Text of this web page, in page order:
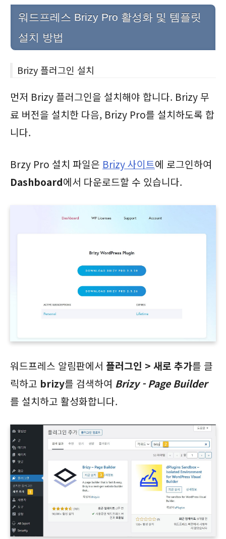
워드프레스 Brizy Pro 활성화 및 템플릿
설치 방법
Brizy 플러그인 설치
먼저 Brizy 플러그인을 설치해야 합니다. Brizy 무
료 버전을 설치한 다음, Brizy Pro를 설치하도록 합
니다.
Brzy Pro 설치 파일은 Brizy 사이트에 로그인하여
Dashboard에서 다운로드할 수 있습니다.
워드프레스 알림판에서 플러그인 > 새로 추가를 클
릭하고 brizy를 검색하여 Brizy - Page Builder
를 설치하고 활성화합니다.